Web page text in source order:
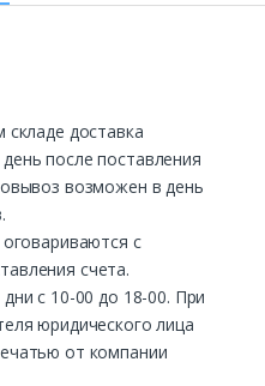
доставка
после поставления
возможен в день
с
счета.
с 10-00 до 18-00. При
юридического лица
от компании